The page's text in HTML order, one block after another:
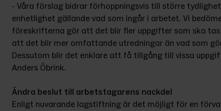
- Våra förslag bidrar förhoppningsvis till större
enhetlighet gällande vad som ingår i arbetet. Vi
föreskrifterna gör att det blir fler uppgifter som ska
att det blir mer omfattande utredningar än vad som
Dessutom blir det enklare att få tillgång till vissa
Anders Öbrink.
Ändra beslut till arbetstagarens nackdel
Enligt nuvarande lagstiftning är det möjligt för en